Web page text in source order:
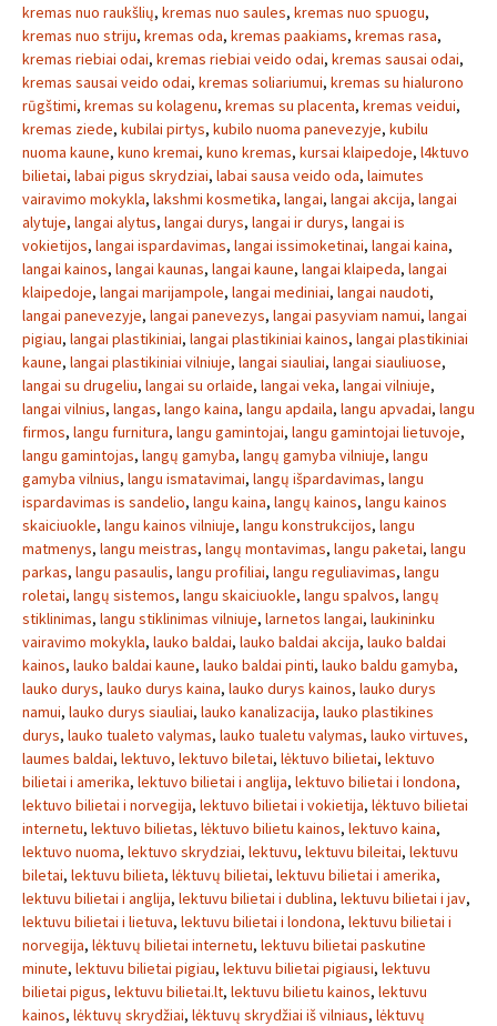
kremas nuo raukšlių, kremas nuo saules, kremas nuo spuogu,
kremas nuo striju, kremas oda, kremas paakiams, kremas rasa,
kremas riebiai odai, kremas riebiai veido odai, kremas sausai odai,
kremas sausai veido odai, kremas soliariumui, kremas su hialurono
rūgštimi, kremas su kolagenu, kremas su placenta, kremas veidui,
kremas ziede, kubilai pirtys, kubilo nuoma panevezyje, kubilu
nuoma kaune, kuno kremai, kuno kremas, kursai klaipedoje, l4ktuvo
bilietai, labai pigus skrydziai, labai sausa veido oda, laimutes
vairavimo mokykla, lakshmi kosmetika, langai, langai akcija, langai
alytuje, langai alytus, langai durys, langai ir durys, langai is
vokietijos, langai ispardavimas, langai issimoketinai, langai kaina,
langai kainos, langai kaunas, langai kaune, langai klaipeda, langai
klaipedoje, langai marijampole, langai mediniai, langai naudoti,
langai panevezyje, langai panevezys, langai pasyviam namui, langai
pigiau, langai plastikiniai, langai plastikiniai kainos, langai plastikiniai
kaune, langai plastikiniai vilniuje, langai siauliai, langai siauliuose,
langai su drugeliu, langai su orlaide, langai veka, langai vilniuje,
langai vilnius, langas, lango kaina, langu apdaila, langu apvadai, langu
firmos, langu furnitura, langu gamintojai, langu gamintojai lietuvoje,
langu gamintojas, langų gamyba, langų gamyba vilniuje, langu
gamyba vilnius, langu ismatavimai, langų išpardavimas, langu
ispardavimas is sandelio, langu kaina, langų kainos, langu kainos
skaiciuokle, langu kainos vilniuje, langu konstrukcijos, langu
matmenys, langu meistras, langų montavimas, langu paketai, langu
parkas, langu pasaulis, langu profiliai, langu reguliavimas, langu
roletai, langų sistemos, langu skaiciuokle, langu spalvos, langų
stiklinimas, langu stiklinimas vilniuje, larnetos langai, laukininku
vairavimo mokykla, lauko baldai, lauko baldai akcija, lauko baldai
kainos, lauko baldai kaune, lauko baldai pinti, lauko baldu gamyba,
lauko durys, lauko durys kaina, lauko durys kainos, lauko durys
namui, lauko durys siauliai, lauko kanalizacija, lauko plastikines
durys, lauko tualeto valymas, lauko tualetu valymas, lauko virtuves,
laumes baldai, lektuvo, lektuvo biletai, lėktuvo bilietai, lektuvo
bilietai i amerika, lektuvo bilietai i anglija, lektuvo bilietai i londona,
lektuvo bilietai i norvegija, lektuvo bilietai i vokietija, lėktuvo bilietai
internetu, lektuvo bilietas, lėktuvo bilietu kainos, lektuvo kaina,
lektuvo nuoma, lektuvo skrydziai, lektuvu, lektuvu bileitai, lektuvu
biletai, lektuvu bilieta, lėktuvų bilietai, lektuvu bilietai i amerika,
lektuvu bilietai i anglija, lektuvu bilietai i dublina, lektuvu bilietai i jav,
lektuvu bilietai i lietuva, lektuvu bilietai i londona, lektuvu bilietai i
norvegija, lėktuvų bilietai internetu, lektuvu bilietai paskutine
minute, lektuvu bilietai pigiau, lektuvu bilietai pigiausi, lektuvu
bilietai pigus, lektuvu bilietai.lt, lektuvu bilietu kainos, lektuvu
kainos, lėktuvų skrydžiai, lėktuvų skrydžiai iš vilniaus, lėktuvų